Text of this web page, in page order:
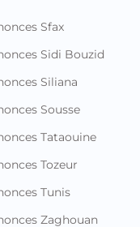
Sfax
Sidi Bouzid
Siliana
Sousse
Tataouine
Tozeur
Tunis
Zaghouan